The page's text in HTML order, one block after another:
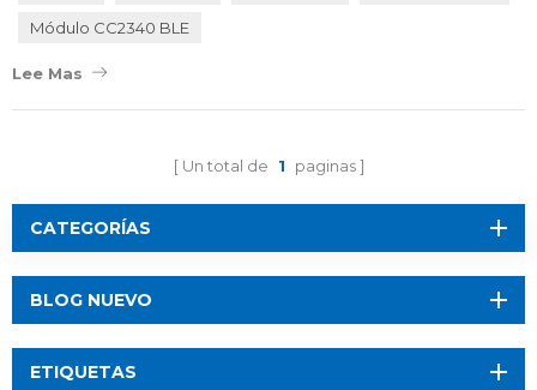
monitoreo de presión de neumáticos (TPMS) y l...
Módulo CC2340 BLE
Lee Mas
Un total de 1 paginas
CATEGORÍAS
BLOG NUEVO
ETIQUETAS